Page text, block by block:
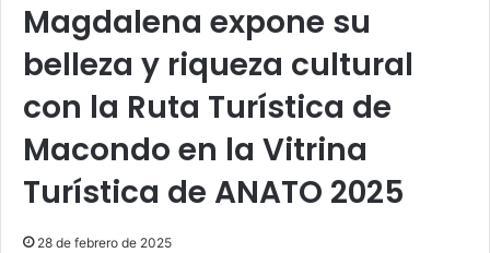
Magdalena expone su
belleza y riqueza cultural
con la Ruta Turística de
Macondo en la Vitrina
Turística de ANATO 2025
28 de febrero de 2025